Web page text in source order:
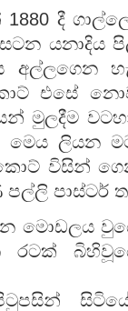
දී
යනාදිය
අල්ලගෙන
එසේ
මුලදීම
ලියන
විසින්
පාස්ටර්
මොඩලය
රටක්